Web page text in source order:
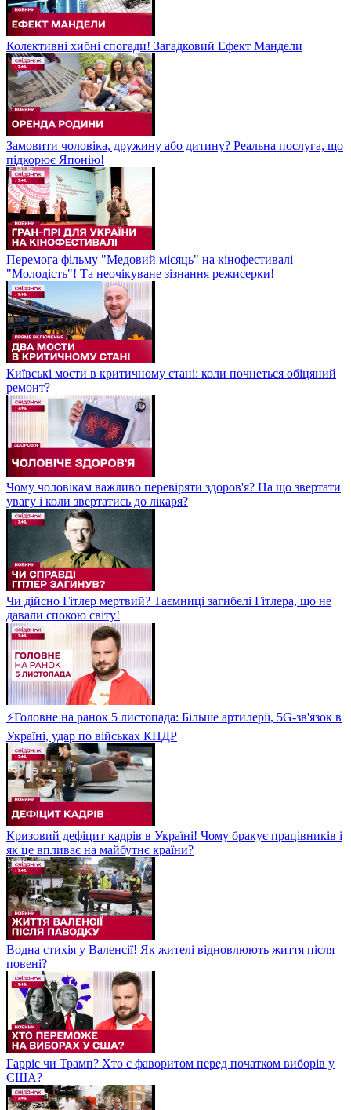
Колективні хибні спогади! Загадковий Ефект Мандели
Замовити чоловіка, дружину або дитину? Реальна послуга, що
підкорює Японію!
Перемога фільму "Медовий місяць" на кінофестивалі
"Молодість"! Та неочікуване зізнання режисерки!
Київські мости в критичному стані: коли почнеться обіцяний
ремонт?
Чому чоловікам важливо перевіряти здоров'я? На що звертати
увагу і коли звертатись до лікаря?
Чи дійсно Гітлер мертвий? Таємниці загибелі Гітлера, що не
давали спокою світу!
⚡Головне на ранок 5 листопада: Більше артилерії, 5G-зв'язок в
Україні, удар по військах КНДР
Кризовий дефіцит кадрів в Україні! Чому бракує працівників і
як це впливає на майбутнє країни?
Водна стихія у Валенсії! Як жителі відновлюють життя після
повені?
Гарріс чи Трамп? Хто є фаворитом перед початком виборів у
США?